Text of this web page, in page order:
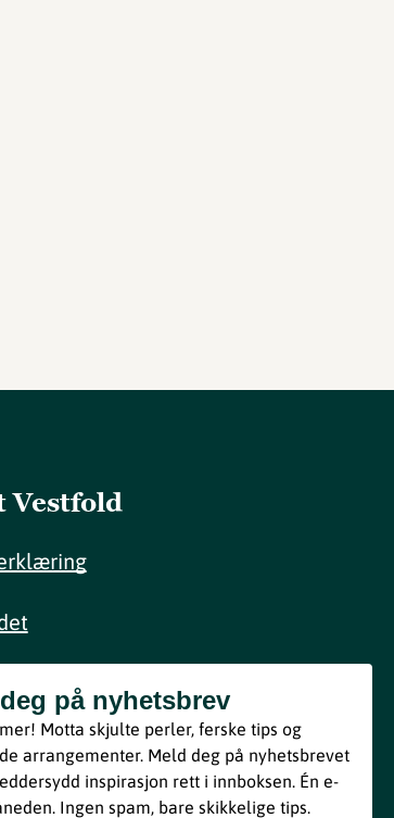
Vestfold
på nyhetsbrev
Bli med
deg inn godtar du våre vilkår i henhold til vår
.
på nyhetsbrev
Motta skjulte perler, ferske tips og
arrangementer. Meld deg på nyhetsbrevet
inspirasjon rett i innboksen. Én e-
Ingen spam, bare skikkelige tips.